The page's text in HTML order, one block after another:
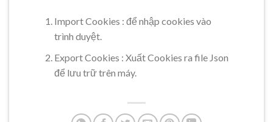
Import Cookies : để nhập cookies vào
trình duyệt.
Export Cookies : Xuất Cookies ra file Json
để lưu trữ trên máy.